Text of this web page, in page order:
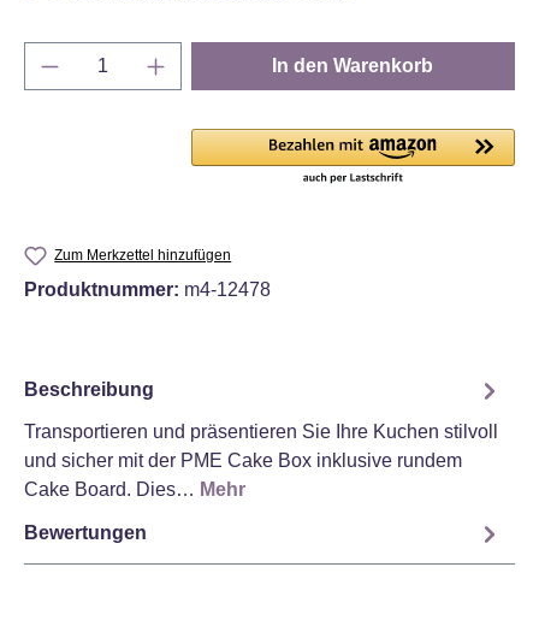
Produkt Anzahl: Gib den gewünschten
In den Warenkorb
Zum Merkzettel hinzufügen
Produktnummer: m4-12478
Beschreibung
Transportieren und präsentieren Sie Ihre Kuchen stilvoll
und sicher mit der PME Cake Box inklusive rundem
Cake Board. Dies… Mehr
Bewertungen